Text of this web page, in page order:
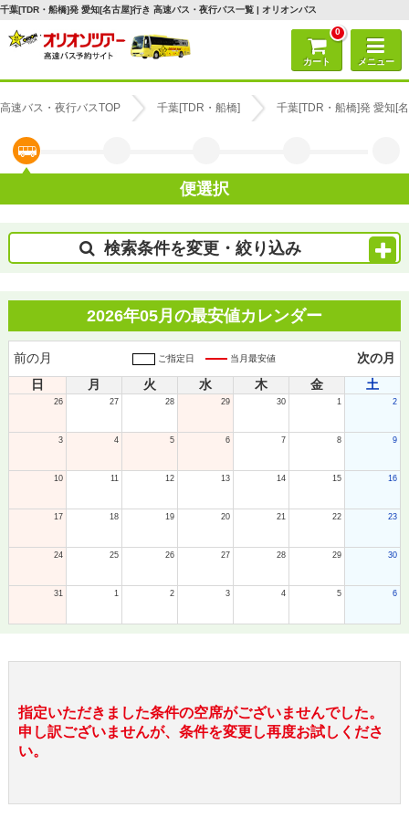
千葉[TDR・船橋]発 愛知[名古屋]行き 高速バス・夜行バス一覧 | オリオンバス
0
カート メニュー
高速バス・夜行バスTOP 千葉[TDR・船橋] 千葉[TDR・船橋]発 愛知[
便選択
検索条件を変更・絞り込み
2026年05月の最安値カレンダー
前の月 ご指定日 当月最安値
次の月
日
月 火 水 木 金 土
26 27 28 29 30 1 2
3 4 5 6 7 8 9
10 11 12 13 14 15 16
17 18 19 20 21 22 23
24 25 26 27 28 29 30
31 1 2 3 4 5 6
指定いただきました条件の空席がございませんでした。
申し訳ございませんが、条件を変更し再度お試しくださ
い。